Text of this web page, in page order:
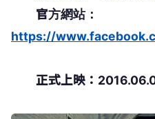
官方網站：
https://
正式上映：